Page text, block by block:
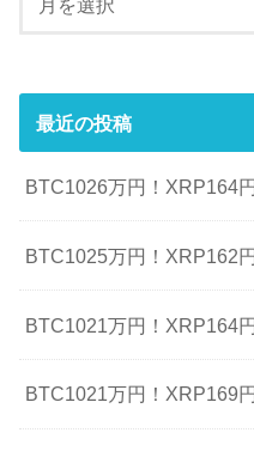
最近の投稿
BTC1026万円！XRP164円
BTC1025万円！XRP162円
BTC1021万円！XRP164円
BTC1021万円！XRP169円